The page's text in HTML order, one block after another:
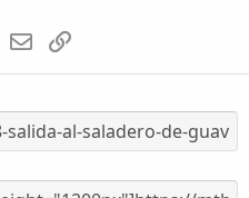
l
(
)
WhatsApp
E-mail